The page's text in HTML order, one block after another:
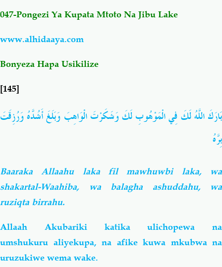
Salaf Wa Ummah Firaq-Makundi
Akhlaaq-Aadaab Raqaaiq
Chemsha Bongo Vitabu
Mapishi
047-Pongezi Ya Kupata Mtoto Na Jibu Lake
www.alhidaaya.com
Bonyeza Hapa Usikilize
[145]
بَارَكَ اللَّهُ لَكَ فِي الْمَوْهُوبِ لَكَ وَشَكَرْتَ الْوَاهِبَ وَبَلَغَ أَشُدَّهُ وَرُزِقَتَ
بِرَّهُ
Baaraka Allaahu laka fil mawhuwbi laka, wa
shakartal-Waahiba, wa balagha ashuddahu, wa
ruziqta birrahu.
Allaah Akubariki katika ulichopewa na
umshukuru aliyekupa, na afike kuwa mkubwa na
uruzukiwe wema wake.